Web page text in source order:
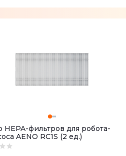
HEPA-фильтров для робота-
AENO RC1S (2 ед.)